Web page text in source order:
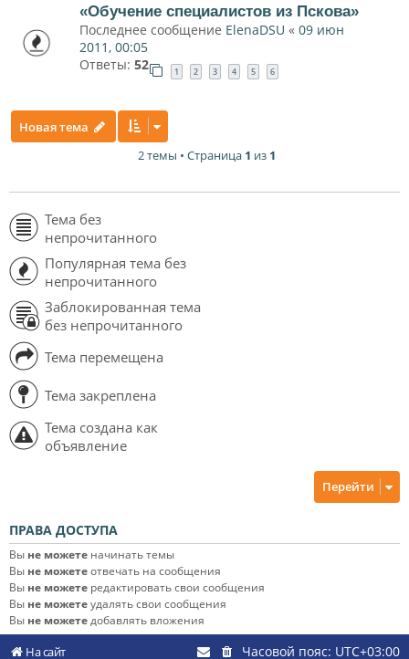
«Обучение специалистов из Пскова»
Последнее сообщение ElenaDSU « 09 июн
2011, 00:05
Ответы: 52 1 2 3 4 5 6
Новая тема
2 темы • Страница 1 из 1
Тема без
непрочитанного
Популярная тема без
непрочитанного
Заблокированная тема
без непрочитанного
Тема перемещена
Тема закреплена
Тема создана как
объявление
Перейти
ПРАВА ДОСТУПА
Вы не можете начинать темы
Вы не можетеотвечать на сообщения
Вы не можете редактировать свои сообщения
Вы не можетеудалять свои сообщения
Вы не можетедобавлять вложения
На сайт Часовой пояс: UTC+03:00